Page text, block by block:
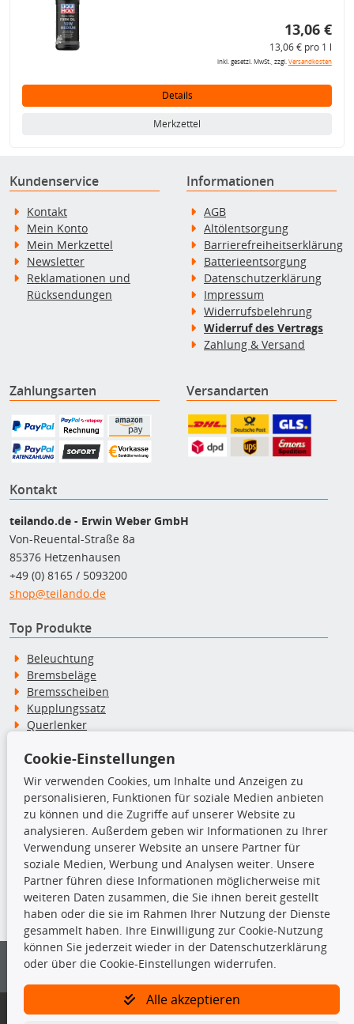
13,06 €
13,06 € pro 1 l
inkl. gesetzl. MwSt., zzgl.Versandkosten
Details
Merkzettel
Kundenservice
Kontakt
Mein Konto
Mein Merkzettel
Newsletter
Reklamationen und
Rücksendungen
Informationen
AGB
Altölentsorgung
Barrierefreiheitserklärung
Batterieentsorgung
Datenschutzerklärung
Impressum
Widerrufsbelehrung
Widerruf des Vertrags
Zahlung & Versand
Zahlungsarten Versandarten
Kontakt
teilando.de - Erwin Weber GmbH
Von-Reuental-Straße 8a
85376 Hetzenhausen
+49 (0) 8165 / 5093200
shop@teilando.de
Top Produkte
Beleuchtung
Bremsbeläge
Bremsscheiben
Kupplungssatz
Querlenker
Stoßdämpfer
TecDoc Inside
Die hier angezeigten Daten insbesondere die gesamte Datenbank dürfen
nicht kopiert werden.
Es ist zu unterlassen, die Daten oder die gesamte Datenbank ohne
vorherige Zustimmung von TecDoc zu vervielfältigen, zu verbreiten
und/oder diese Handlungen durch Dritte ausführen zu lassen. Ein
Bitte prüfen Sie, ob das über unseren Onlineshop identifizierte Ersatzteil
auch tatsächlich dem gesuchten Ersatzteil entspricht.
Cookie-Einstellungen
Wir verwenden Cookies, um Inhalte und Anzeigen zu
personalisieren, Funktionen für soziale Medien anbieten
zu können und die Zugriffe auf unserer Website zu
analysieren. Außerdem geben wir Informationen zu Ihrer
Verwendung unserer Website an unsere Partner für
soziale Medien, Werbung und Analysen weiter. Unsere
Partner führen diese Informationen möglicherweise mit
weiteren Daten zusammen, die Sie ihnen bereit gestellt
haben oder die sie im Rahmen Ihrer Nutzung der Dienste
gesammelt haben. Ihre Einwilligung zur Cookie-Nutzung
können Sie jederzeit wieder in der Datenschutzerklärung
oder über die Cookie-Einstellungen widerrufen.
Alle akzeptieren